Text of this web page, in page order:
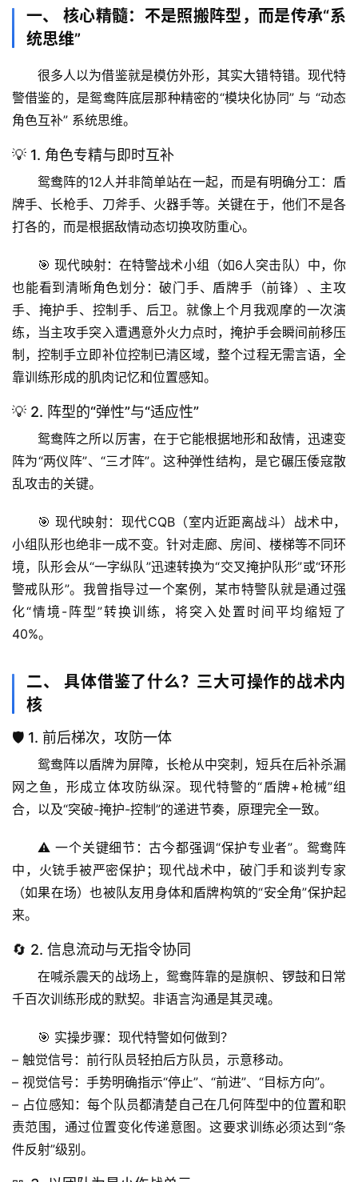
首
页
专
列
自
然
万
物
人
一、 核心精髓：不是照搬阵型，而是传承“系
统思维”
很多人以为借鉴就是模仿外形，其实大错特错。现代特
警借鉴的，是鸳鸯阵底层那种精密的“模块化协同” 与 “动态
角色互补” 系统思维。
💡 1. 角色专精与即时互补
鸳鸯阵的12人并非简单站在一起，而是有明确分工：盾
牌手、长枪手、刀斧手、火器手等。关键在于，他们不是各
打各的，而是根据敌情动态切换攻防重心。
🎯 现代映射：在特警战术小组（如6人突击队）中，你
也能看到清晰角色划分：破门手、盾牌手（前锋）、主攻
手、掩护手、控制手、后卫。就像上个月我观摩的一次演
练，当主攻手突入遭遇意外火力点时，掩护手会瞬间前移压
制，控制手立即补位控制已清区域，整个过程无需言语，全
靠训练形成的肌肉记忆和位置感知。
💡 2. 阵型的“弹性”与“适应性”
鸳鸯阵之所以厉害，在于它能根据地形和敌情，迅速变
阵为“两仪阵”、“三才阵”。这种弹性结构，是它碾压倭寇散
乱攻击的关键。
🎯 现代映射：现代CQB（室内近距离战斗）战术中，
小组队形也绝非一成不变。针对走廊、房间、楼梯等不同环
境，队形会从“一字纵队”迅速转换为“交叉掩护队形”或“环形
警戒队形”。我曾指导过一个案例，某市特警队就是通过强
化“情境-阵型”转换训练，将突入处置时间平均缩短了
40%。
二、 具体借鉴了什么？三大可操作的战术内
核
🛡️ 1. 前后梯次，攻防一体
鸳鸯阵以盾牌为屏障，长枪从中突刺，短兵在后补杀漏
网之鱼，形成立体攻防纵深。现代特警的“盾牌+枪械”组
合，以及“突破-掩护-控制”的递进节奏，原理完全一致。
⚠️ 一个关键细节 ：古今都强调“保护专业者”。鸳鸯阵
中，火铳手被严密保护；现代战术中，破门手和谈判专家
（如果在场）也被队友用身体和盾牌构筑的“安全角”保护起
来。
🔄 2. 信息流动与无指令协同
在喊杀震天的战场上，鸳鸯阵靠的是旗帜、锣鼓和日常
千百次训练形成的默契。 非语言沟通是其灵魂。
🎯 实操步骤 ：现代特警如何做到？
– 触觉信号 ：前行队员轻拍后方队员，示意移动。
– 视觉信号 ：手势明确指示“停止”、“前进”、“目标方向”。
– 占位感知 ：每个队员都清楚自己在几何阵型中的位置和职
责范围，通过位置变化传递意图。这要求训练必须达到“条
件反射”级别。